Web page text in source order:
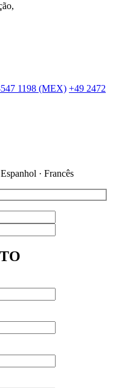
1198 (MEX) +49 2472
· Francês